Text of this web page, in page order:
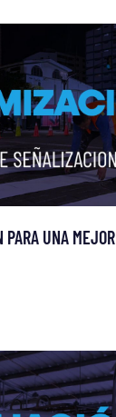
PARA UNA MEJOR